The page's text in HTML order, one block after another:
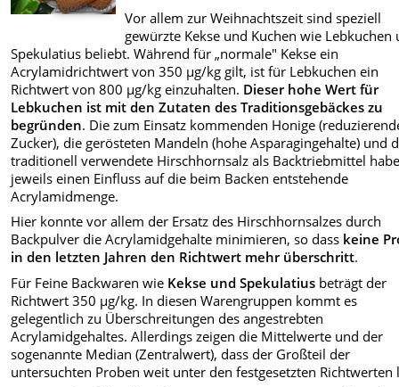
Fotolia.com
Vor allem zur Weihnachtszeit sind speziell
gewürzte Kekse und Kuchen wie Lebkuchen
Spekulatius beliebt. Während für „normale" Kekse ein
Acrylamidrichtwert von 350 µg/kg gilt, ist für Lebkuchen ein
Richtwert von 800 µg/kg einzuhalten. Dieser hohe Wert für
Lebkuchen ist mit den Zutaten des Traditionsgebäckes zu
begründen. Die zum Einsatz kommenden Honige
Zucker), die gerösteten Mandeln (hohe Asparagingehalte) und
traditionell verwendete Hirschhornsalz als Backtriebmittel
jeweils einen Einfluss auf die beim Backen entstehende
Acrylamidmenge.
Hier konnte vor allem der Ersatz des Hirschhornsalzes durch
Backpulver die Acrylamidgehalte minimieren, so dass keine
in den letzten Jahren den Richtwert mehr überschritt.
Für Feine Backwaren wie Kekse und Spekulatius beträgt der
Richtwert 350 µg/kg. In diesen Warengruppen kommt es
gelegentlich zu Überschreitungen des angestrebten
Acrylamidgehaltes. Allerdings zeigen die Mittelwerte und der
sogenannte Median (Zentralwert), dass der Großteil der
untersuchten Proben weit unter den festgesetzten Richtwerten